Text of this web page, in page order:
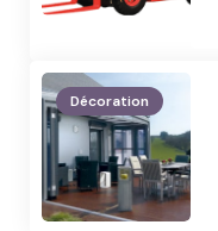
Décoration